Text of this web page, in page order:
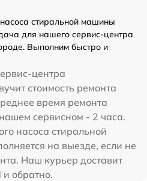
стиральной машины
для нашего сервис-центра
Выполним быстро и
центра
стоимость ремонта
время ремонта
сервисном - 2 часа.
насоса стиральной
на выезде, если не
Наш курьер доставит
и обратно.